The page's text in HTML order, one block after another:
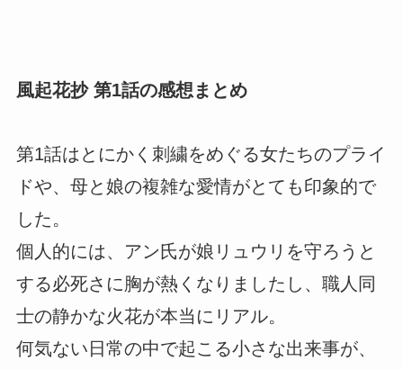
風起花抄 第1話の感想まとめ
第1話はとにかく刺繍をめぐる女たちのプライ
ドや、母と娘の複雑な愛情がとても印象的で
した。
個人的には、アン氏が娘リュウリを守ろうと
する必死さに胸が熱くなりましたし、職人同
士の静かな火花が本当にリアル。
何気ない日常の中で起こる小さな出来事が、